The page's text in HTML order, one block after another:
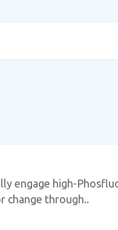
engage high-
change through..